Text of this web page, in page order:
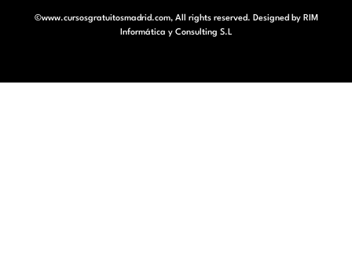
©www.cursosgratuitosmadrid.com, All rights reserved. Designed by RIM
Informática y Consulting S.L